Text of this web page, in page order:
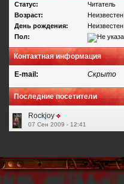
Статус:
Читатель
Возраст:
Неизвестен
День рождения:
Неизвестен
Пол:
Контактная информация
E-mail: Скрыто
Последние посетители
Rockjoy
07 Сен 2009 - 12:41